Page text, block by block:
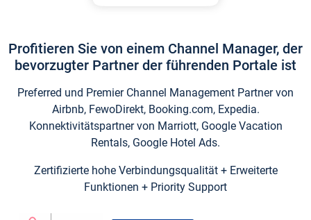
Profitieren Sie von einem Channel Manager, der
bevorzugter Partner der führenden Portale ist
Preferred und Premier Channel Management Partner von
Airbnb, FewoDirekt, Booking.com, Expedia.
Konnektivitätspartner von Marriott, Google Vacation
Rentals, Google Hotel Ads.
Zertifizierte hohe Verbindungsqualität + Erweiterte
Funktionen + Priority Support